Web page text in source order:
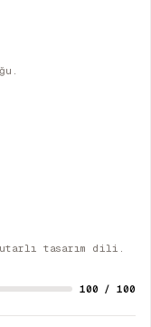
tutarlı tasarım dili.
100 / 100